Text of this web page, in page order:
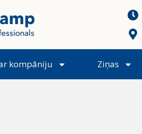
kompāniju Ziņas